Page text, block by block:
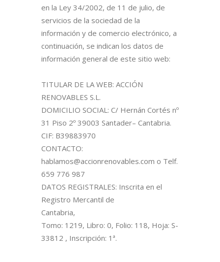
en la Ley 34/2002, de 11 de julio, de
servicios de la sociedad de la
información y de comercio electrónico, a
continuación, se indican los datos de
información general de este sitio web:
TITULAR DE LA WEB: ACCIÓN
RENOVABLES S.L.
DOMICILIO SOCIAL: C/ Hernán Cortés nº
31 Piso 2º 39003 Santader– Cantabria.
CIF: B39883970
CONTACTO:
hablamos@accionrenovables.com o Telf.
659 776 987
DATOS REGISTRALES: Inscrita en el
Registro Mercantil de
Cantabria,
Tomo: 1219, Libro: 0, Folio: 118, Hoja: S-
33812 , Inscripción: 1ª.